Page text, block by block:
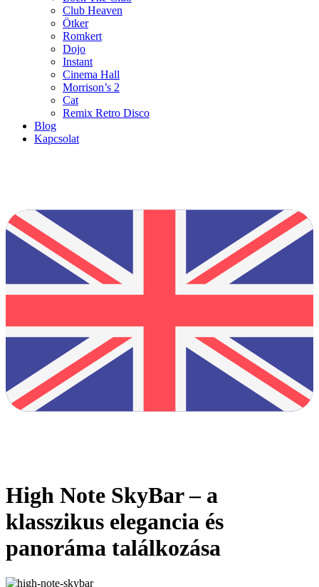
Club Heaven
Ötker
Romkert
Dojo
Instant
Cinema Hall
Morrison’s 2
Cat
Remix Retro Disco
Blog
Kapcsolat
High Note SkyBar – a
klasszikus elegancia és
panoráma találkozása